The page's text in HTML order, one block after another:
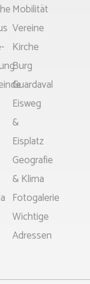
Mobilität
Vereine
Kirche
Burg
Guardaval
Eisweg
&
Eisplatz
Geografie
& Klima
Fotogalerie
Wichtige
Adressen